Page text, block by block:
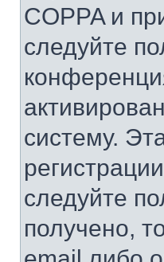
COPPA и
следуйте
систему.
следуйте
получено,